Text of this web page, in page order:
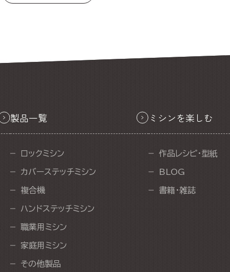
製品一覧
ロックミシン
カバーステッチミシン
複合機
ハンドステッチミシン
職業用ミシン
家庭用ミシン
その他製品
ミシンを楽しむ
作品レシピ・型紙
BLOG
書籍・雑誌